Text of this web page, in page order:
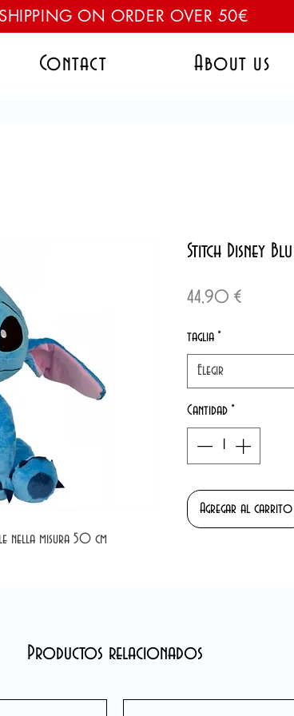
ON ORDER OVER 50€
Contact About us
nella misura 50 cm
Stitch Disney Blu
44,90 €Precio
taglia *
Elegir
Cantidad *
Agregar al carrito
Productos relacionados